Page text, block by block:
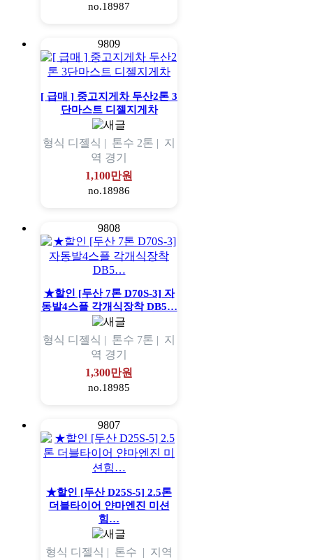
no.18987
9809
[ 급매 ] 중고지게차 두산2톤 3
단마스트 디젤지게차
형식 디젤식 | 톤수 2톤 | 지
역 경기
1,100만원
no.18986
9808
★할인 [두산 7톤 D70S-3] 자
동발4스플 각개식장착 DB5…
형식 디젤식 | 톤수 7톤 | 지
역 경기
1,300만원
no.18985
9807
★할인 [두산 D25S-5] 2.5톤
더블타이어 얀마엔진 미션
힘…
형식 디젤식 | 톤수 | 지역